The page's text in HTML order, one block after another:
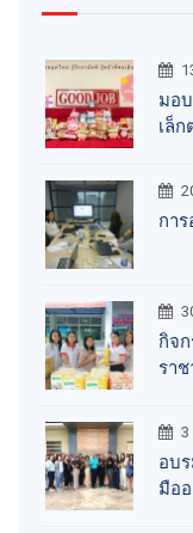
มอ
เล็
กา
กิจ
รา
3
อบ
มือ